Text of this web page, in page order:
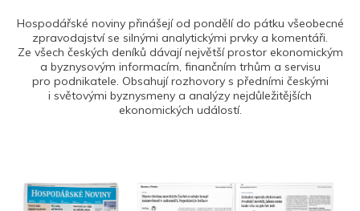
Hospodářské noviny přinášejí od pondělí do pátku všeobecné
zpravodajství se silnými analytickými prvky a komentáři.
Ze všech českých deníků dávají největší prostor ekonomickým
a byznysovým informacím, finančním trhům a servisu
pro podnikatele. Obsahují rozhovory s předními českými
i světovými byznysmeny a analýzy nejdůležitějších
ekonomických událostí.